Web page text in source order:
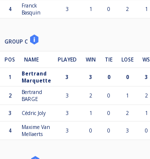
4
Franck
Basquin
3 1 0 2 1
GROUP C
POS NAME PLAYED WIN TIE LOSE WS
1
Bertrand
Marquette
3 3 0 0 3
2
Bertrand
BARGE
3 2 0 1 2
3 Cédric Joly 3 1 0 2 1
4
Maxime Van
Mellaerts
3 0 0 3 0